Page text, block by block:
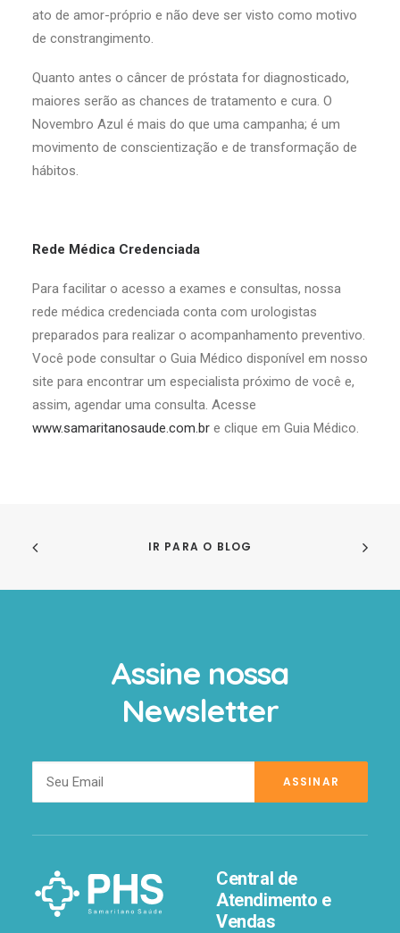
ato de amor-próprio e não deve ser visto como motivo
de constrangimento.
Quanto antes o câncer de próstata for diagnosticado,
maiores serão as chances de tratamento e cura. O
Novembro Azul é mais do que uma campanha; é um
movimento de conscientização e de transformação de
hábitos.
Rede Médica Credenciada
Para facilitar o acesso a exames e consultas, nossa
rede médica credenciada conta com urologistas
preparados para realizar o acompanhamento preventivo.
Você pode consultar o Guia Médico disponível em nosso
site para encontrar um especialista próximo de você e,
assim, agendar uma consulta. Acesse
www.samaritanosaude.com.br e clique em Guia Médico.
IR PARA O BLOG
Assine nossa
Newsletter
Central de
Atendimento e
Vendas